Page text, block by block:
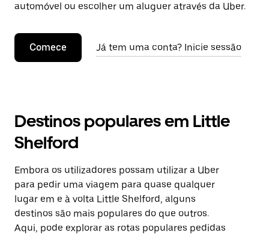
automóvel ou escolher um aluguer através da Uber.
Comece Já tem uma conta? Inicie sessão
Destinos populares em Little
Shelford
Embora os utilizadores possam utilizar a Uber
para pedir uma viagem para quase qualquer
lugar em e à volta Little Shelford, alguns
destinos são mais populares do que outros.
Aqui, pode explorar as rotas populares pedidas